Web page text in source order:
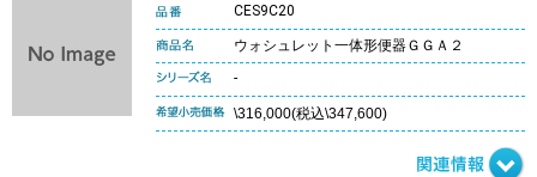
CES9C20
ウォシュレット一体形便器ＧＧＡ２
-
\316,000(税込\347,600)